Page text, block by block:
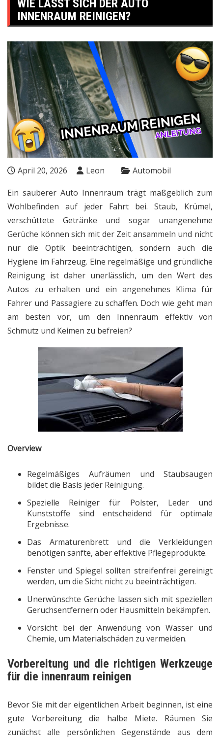
WIE LÄSST SICH DER AUTO
INNENRAUM REINIGEN?
April 20, 2026 Leon Automobil
Ein sauberer Auto Innenraum trägt maßgeblich zum
Wohlbefinden auf jeder Fahrt bei. Staub, Krümel,
verschüttete Getränke und sogar unangenehme
Gerüche können sich mit der Zeit ansammeln und nicht
nur die Optik beeinträchtigen, sondern auch die
Hygiene im Fahrzeug. Eine regelmäßige und gründliche
Reinigung ist daher unerlässlich, um den Wert des
Autos zu erhalten und ein angenehmes Klima für
Fahrer und Passagiere zu schaffen. Doch wie geht man
am besten vor, um den Innenraum effektiv von
Schmutz und Keimen zu befreien?
Overview
Regelmäßiges Aufräumen und Staubsaugen
bildet die Basis jeder Reinigung.
Spezielle Reiniger für Polster, Leder und
Kunststoffe sind entscheidend für optimale
Ergebnisse.
Das Armaturenbrett und die Verkleidungen
benötigen sanfte, aber effektive Pflegeprodukte.
Fenster und Spiegel sollten streifenfrei gereinigt
werden, um die Sicht nicht zu beeinträchtigen.
Unerwünschte Gerüche lassen sich mit speziellen
Geruchsentfernern oder Hausmitteln bekämpfen.
Vorsicht bei der Anwendung von Wasser und
Chemie, um Materialschäden zu vermeiden.
Vorbereitung und die richtigen Werkzeuge
für die innenraum reinigen
Bevor Sie mit der eigentlichen Arbeit beginnen, ist eine
gute Vorbereitung die halbe Miete. Räumen Sie
zunächst alle persönlichen Gegenstände aus dem